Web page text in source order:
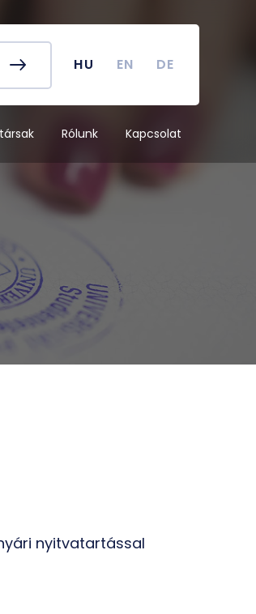
HU EN DE
Rólunk Kapcsolat
Tanulmányi naptár
nyitvatartással